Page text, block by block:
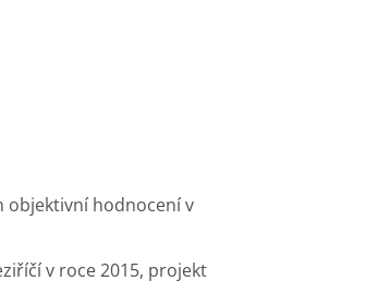
objektivní hodnocení v
v roce 2015, projekt